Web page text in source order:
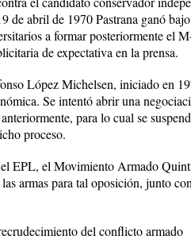
de abril de 1970 Pastrana ganó
a formar posteriormente el
de expectativa en la prensa.
López Michelsen, iniciado en
Se intentó abrir una
para lo cual se
proceso.
EPL, el Movimiento Armado
armas para tal oposición, junto
del conflicto armado